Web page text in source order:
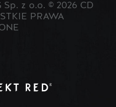
z o.o. © 2026 CD
PRAWA